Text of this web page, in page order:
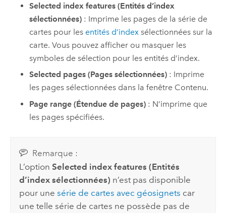
Selected index features (Entités d’index
sélectionnées) : Imprime les pages de la série de
cartes pour les entités d’index sélectionnées sur la
carte. Vous pouvez afficher ou masquer les
symboles de sélection pour les entités d’index.
Selected pages (Pages sélectionnées) : Imprime
les pages sélectionnées dans la fenêtre Contenu.
Page range (Étendue de pages) : N’imprime que
les pages spécifiées.
Remarque :
L’optionSelected index features (Entités
d’index sélectionnées) n’est pas disponible
pour unesérie de cartes avec géosignets car
une telle série de cartes ne possède pas de